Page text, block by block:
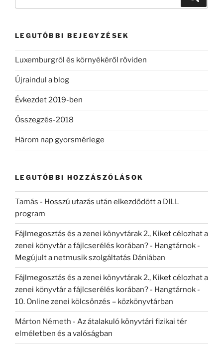
LEGUTÓBBI BEJEGYZÉSEK
Luxemburgról és környékéről röviden
Újraindul a blog
Évkezdet 2019-ben
Összegzés-2018
Három nap gyorsmérlege
LEGUTÓBBI HOZZÁSZÓLÁSOK
Tamás - Hosszú utazás után elkezdődött a DILL
program
Fájlmegosztás és a zenei könyvtárak 2., Kiket célozhat a
zenei könyvtár a fájlcserélés korában? - Hangtárnok -
Megújult a netmusik szolgáltatás Dániában
Fájlmegosztás és a zenei könyvtárak 2., Kiket célozhat a
zenei könyvtár a fájlcserélés korában? - Hangtárnok -
10. Online zenei kölcsönzés – közkönyvtárban
Márton Németh - Az átalakuló könyvtári fizikai tér
elméletben és a valóságban